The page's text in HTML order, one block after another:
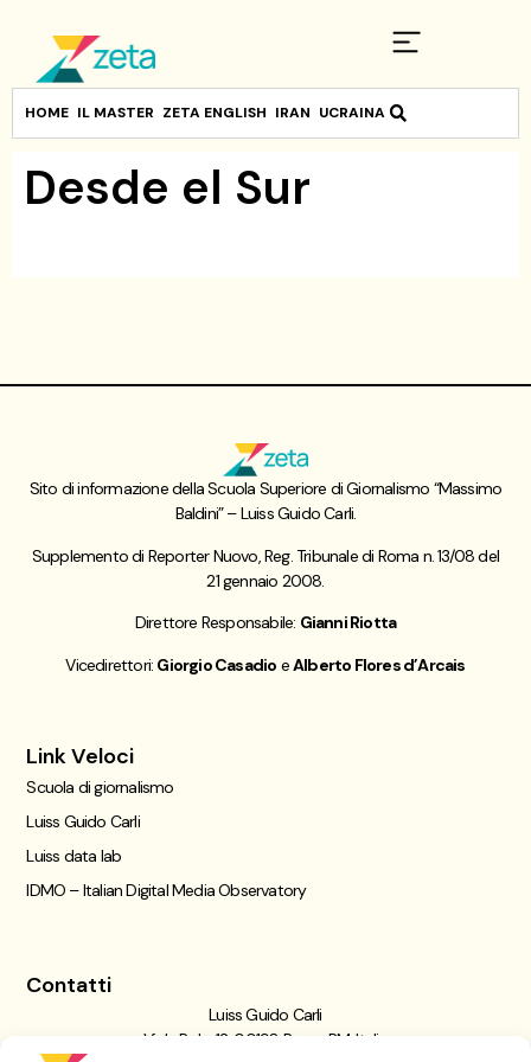
HOME IL MASTER ZETA ENGLISH IRAN UCRAINA
Desde el Sur
Sito di informazione della Scuola Superiore di Giornalismo “Massimo
Baldini” – Luiss Guido Carli.
Supplemento di Reporter Nuovo, Reg. Tribunale di Roma n. 13/08 del
21 gennaio 2008.
Direttore Responsabile: Gianni Riotta
Vicedirettori: Giorgio Casadio eAlberto Flores d’Arcais
Link Veloci
Scuola di giornalismo
Luiss Guido Carli
Luiss data lab
IDMO – Italian Digital Media Observatory
Contatti
Luiss Guido Carli
Viale Pola, 12, 00198 Roma RM, Italia